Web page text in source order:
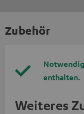
Zubehör
enthalten.
Weiteres